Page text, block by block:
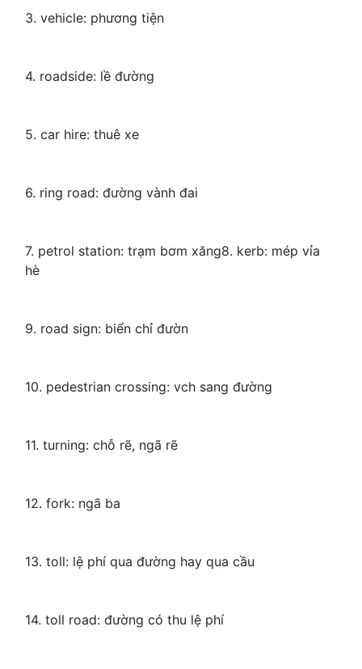
3. vehicle: phương tiện
4. roadside: lề đường
5. car hire: thuê xe
6. ring road: đường vành đai
7. petrol station: trạm bơm xăng8. kerb: mép vỉa
hè
9. road sign: biển chỉ đườn
10. pedestrian crossing: vch sang đường
11. turning: chỗ rẽ, ngã rẽ
12. fork: ngã ba
13. toll: lệ phí qua đường hay qua cầu
14. toll road: đường có thu lệ phí